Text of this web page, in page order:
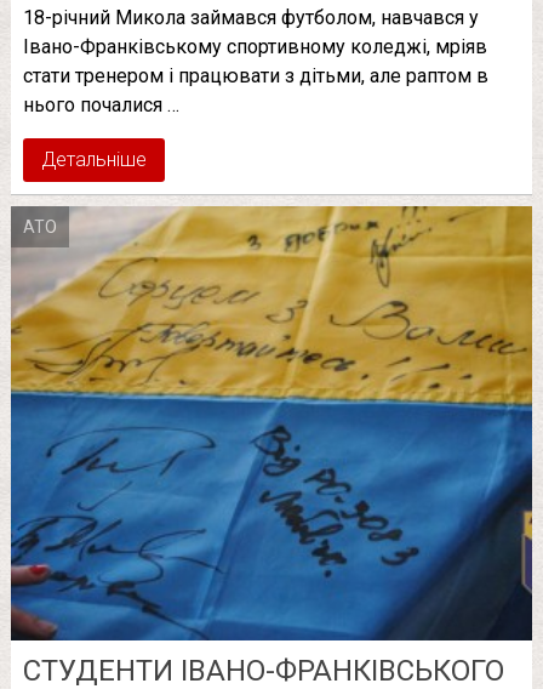
18-річний Микола займався футболом, навчався у
Івано-Франківському спортивному коледжі, мріяв
стати тренером і працювати з дітьми, але раптом в
нього почалися …
Детальніше
АТО
СТУДЕНТИ ІВАНО-ФРАНКІВСЬКОГО